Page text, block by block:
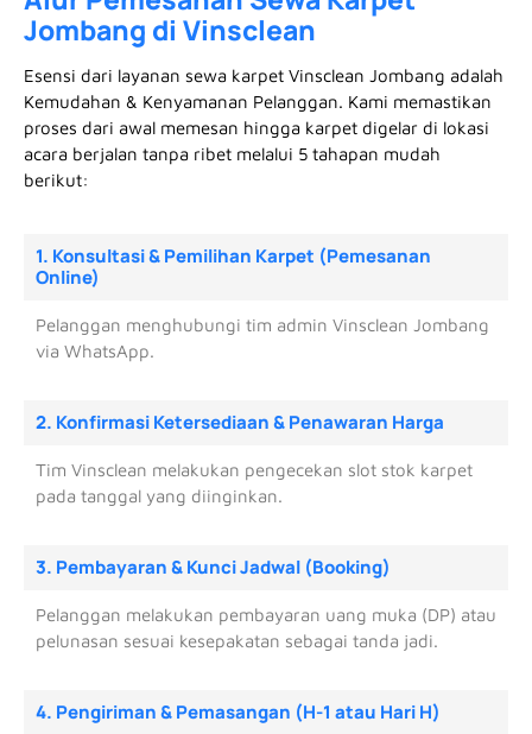
Jombang di Vinsclean
Esensi dari layanan sewa karpet Vinsclean Jombang adalah
Kemudahan & Kenyamanan Pelanggan. Kami memastikan
proses dari awal memesan hingga karpet digelar di lokasi
acara berjalan tanpa ribet melalui 5 tahapan mudah
berikut:
1. Konsultasi & Pemilihan Karpet (Pemesanan
Online)
Pelanggan menghubungi tim admin Vinsclean Jombang
via WhatsApp.
2. Konfirmasi Ketersediaan & Penawaran Harga
Tim Vinsclean melakukan pengecekan slot stok karpet
pada tanggal yang diinginkan.
3. Pembayaran & Kunci Jadwal (Booking)
Pelanggan melakukan pembayaran uang muka (DP) atau
pelunasan sesuai kesepakatan sebagai tanda jadi.
4. Pengiriman & Pemasangan (H-1 atau Hari H)